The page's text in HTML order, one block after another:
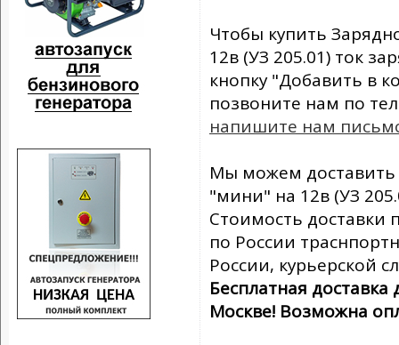
Чтобы купить
12в (УЗ 205.01) ток
кнопку "Добавить в
позвоните нам по
напишите нам
Мы можем доставить
"мини" на 12в (УЗ
Стоимость доставки
по России
России, курьерской
Бесплатная
Москве! Возможна